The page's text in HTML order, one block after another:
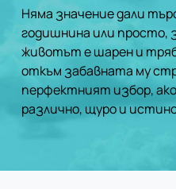
Няма значение дали
годишнина или просто,
животът е шарен и
откъм забавната му
перфектният избор,
различно, щуро и